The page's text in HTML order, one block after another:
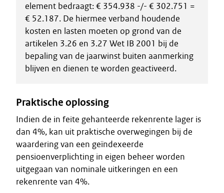
element bedraagt: € 354.938 -/- € 302.751 =
€ 52.187. De hiermee verband houdende
kosten en lasten moeten op grond van de
artikelen 3.26 en 3.27 Wet IB 2001 bij de
bepaling van de jaarwinst buiten aanmerking
blijven en dienen te worden geactiveerd.
Praktische oplossing
Indien de in feite gehanteerde rekenrente lager is
dan 4%, kan uit praktische overwegingen bij de
waardering van een geïndexeerde
pensioenverplichting in eigen beheer worden
uitgegaan van nominale uitkeringen en een
rekenrente van 4%.